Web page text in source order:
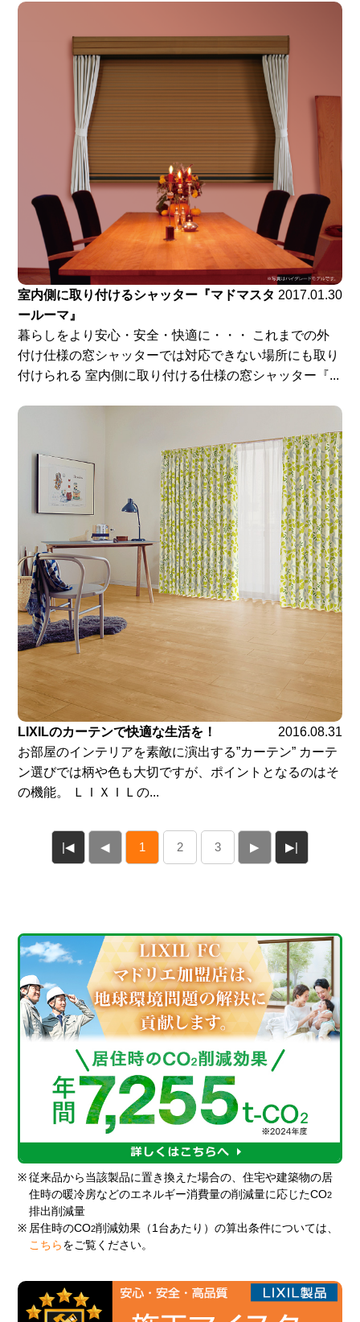
室内側に取り付けるシャッター『マドマスタ
ールーマ』
2017.01.30
暮らしをより安心・安全・快適に・・・ これまでの外
付け仕様の窓シャッターでは対応できない場所にも取り
付けられる 室内側に取り付ける仕様の窓シャッター『...
LIXILのカーテンで快適な生活を！
2016.08.31
お部屋のインテリアを素敵に演出する”カーテン” カーテ
ン選びでは柄や色も大切ですが、ポイントとなるのはそ
の機能。 ＬＩＸＩＬの...
|◀ ◀ 1 2 3 ▶ ▶|
※ 従来品から当該製品に置き換えた場合の、住宅や建築物の居
住時の暖冷房などのエネルギー消費量の削減量に応じたCO2
排出削減量
※ 居住時のCO2削減効果（1台あたり）の算出条件については、
こちら をご覧ください。